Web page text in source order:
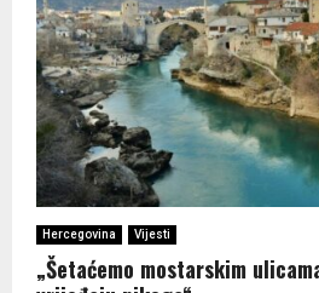
Hercegovina Vijesti
„Šetaćemo mostarskim